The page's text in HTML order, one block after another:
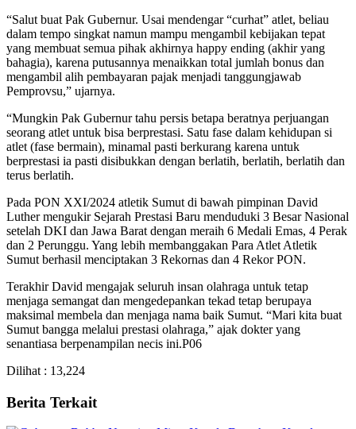
“Salut buat Pak Gubernur. Usai mendengar “curhat” atlet, beliau
dalam tempo singkat namun mampu mengambil kebijakan tepat
yang membuat semua pihak akhirnya happy ending (akhir yang
bahagia), karena putusannya menaikkan total jumlah bonus dan
mengambil alih pembayaran pajak menjadi tanggungjawab
Pemprovsu,” ujarnya.
“Mungkin Pak Gubernur tahu persis betapa beratnya perjuangan
seorang atlet untuk bisa berprestasi. Satu fase dalam kehidupan si
atlet (fase bermain), minamal pasti berkurang karena untuk
berprestasi ia pasti disibukkan dengan berlatih, berlatih, berlatih dan
terus berlatih.
Pada PON XXI/2024 atletik Sumut di bawah pimpinan David
Luther mengukir Sejarah Prestasi Baru menduduki 3 Besar Nasional
setelah DKI dan Jawa Barat dengan meraih 6 Medali Emas, 4 Perak
dan 2 Perunggu. Yang lebih membanggakan Para Atlet Atletik
Sumut berhasil menciptakan 3 Rekornas dan 4 Rekor PON.
Terakhir David mengajak seluruh insan olahraga untuk tetap
menjaga semangat dan mengedepankan tekad tetap berupaya
maksimal membela dan menjaga nama baik Sumut. “Mari kita buat
Sumut bangga melalui prestasi olahraga,” ajak dokter yang
senantiasa berpenampilan necis ini.P06
Dilihat : 13,224
Berita Terkait